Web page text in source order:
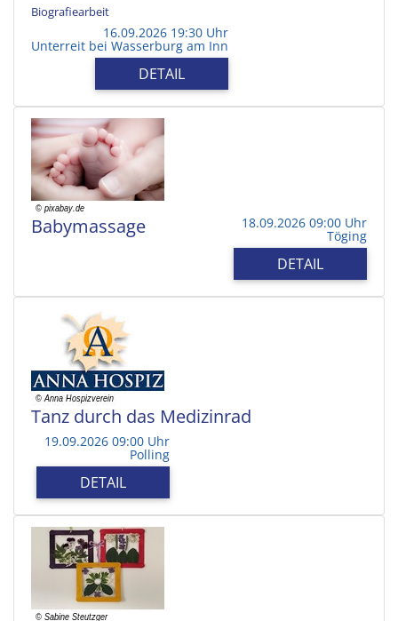
Biografiearbeit
16.09.2026 19:30 Uhr
Unterreit bei Wasserburg am Inn
DETAIL
Babymassage 18.09.2026 09:00 Uhr
Töging
DETAIL
Tanz durch das Medizinrad
19.09.2026 09:00 Uhr
Polling
DETAIL